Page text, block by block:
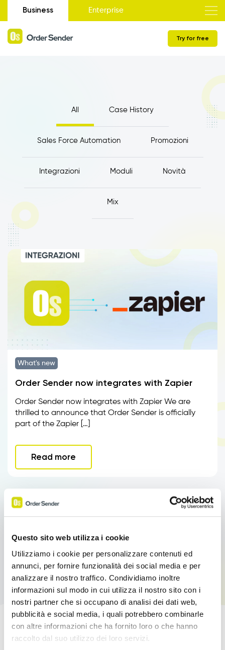
Questo sito web utilizza i cookie
Utilizziamo i cookie per personalizzare contenuti ed
annunci, per fornire funzionalità dei social media e per
analizzare il nostro traffico. Condividiamo inoltre
informazioni sul modo in cui utilizza il nostro sito con i
nostri partner che si occupano di analisi dei dati web,
pubblicità e social media, i quali potrebbero combinarle
con altre informazioni che ha fornito loro o che hanno
raccolto dal suo utilizzo dei loro servizi.
Business Enterprise
Try for free
All Case History
Sales Force Automation Promozioni
Integrazioni Moduli Novità
Mix
What's new
Order Sender now integrates with Zapier
Order Sender now integrates with Zapier We are
thrilled to announce that Order Sender is officially
part of the Zapier […]
Read more
Boost your sales!